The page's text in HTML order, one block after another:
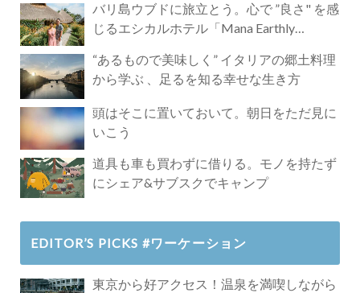
バリ島ウブドに旅立とう。心で ”良さ" を感
じるエシカルホテル「Mana Earthly
“あるもので美味しく” イタリアの郷土料理
から学ぶ 、足るを知る幸せな生き方
頭はそこに置いておいて。朝日をただ見に
いこう
道具も車も買わずに借りる。モノを持たず
にシェア&サブスクでキャンプ
EDITOR’S PICKS #ワーケーション
東京から好アクセス！温泉を満喫しながら